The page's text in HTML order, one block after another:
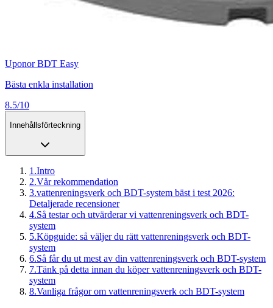
Uponor BDT Easy
Bästa enkla installation
8.5/10
Innehållsförteckning
1 .Intro
2.Vår rekommendation
3.vattenreningsverk och BDT-system bäst i test 2026:
Detaljerade recensioner
4.Så testar och utvärderar vi vattenreningsverk och BDT-
system
5.Köpguide: så väljer du rätt vattenreningsverk och BDT-
system
6.Så får du ut mest av din vattenreningsverk och BDT-system
7.Tänk på detta innan du köper vattenreningsverk och BDT-
system
8.Vanliga frågor om vattenreningsverk och BDT-system